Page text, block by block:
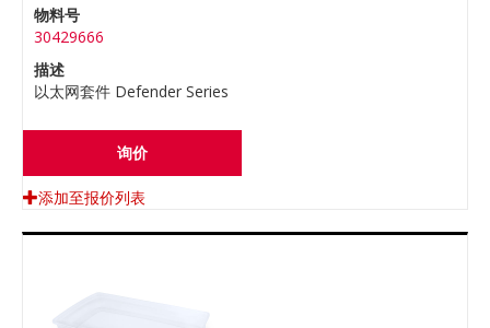
物料号
30429666
描述
以太网套件 Defender Series
询价
添加至报价列表